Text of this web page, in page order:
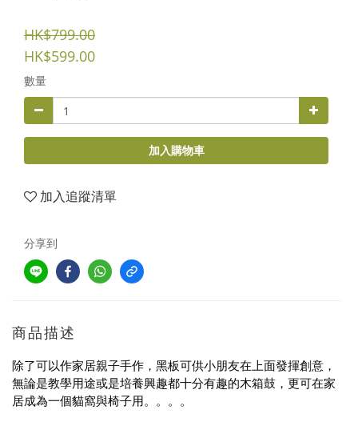
HK$799.00
HK$599.00
數量
加入購物車
加入追蹤清單
分享到
商品描述
除了可以作家居親子手作，黑板可供小朋友在上面發揮創意，
無論是教學用途或是培養興趣都十分有趣的木箱鼓，更可在家
居成為一個貓窩與椅子用。。。。